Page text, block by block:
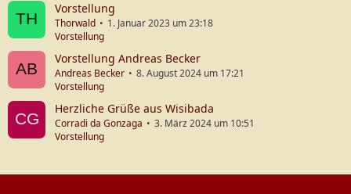
Vorstellung
Thorwald
1. Januar 2023 um 23:18
Vorstellung
Vorstellung Andreas Becker
Andreas Becker
8. August 2024 um 17:21
Vorstellung
Herzliche Grüße aus Wisibada
Corradi da Gonzaga
3. März 2024 um 10:51
Vorstellung